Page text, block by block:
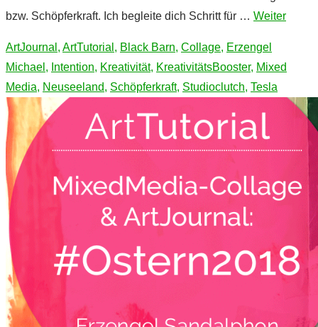
bzw. Schöpferkraft. Ich begleite dich Schritt für … Weiter
ArtJournal , ArtTutorial , Black Barn, Collage, Erzengel
Michael , Intention, Kreativität, KreativitätsBooster, Mixed
Media, Neuseeland, Schöpferkraft, Studioclutch, Tesla